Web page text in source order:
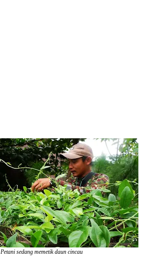
Petani sedang memetik daun cincau